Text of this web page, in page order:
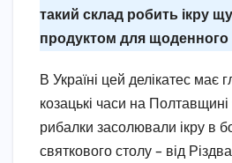
такий склад робить ікру
продуктом для щоденного
В Україні цей делікатес має
козацькі часи на Полтавщині
рибалки засолювали ікру в
святкового столу – від